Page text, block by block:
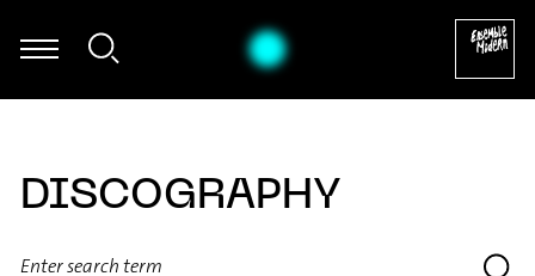
für Fagott und elektronische Klänge (2005/06) [excerpt]
DISCOGRAPHY